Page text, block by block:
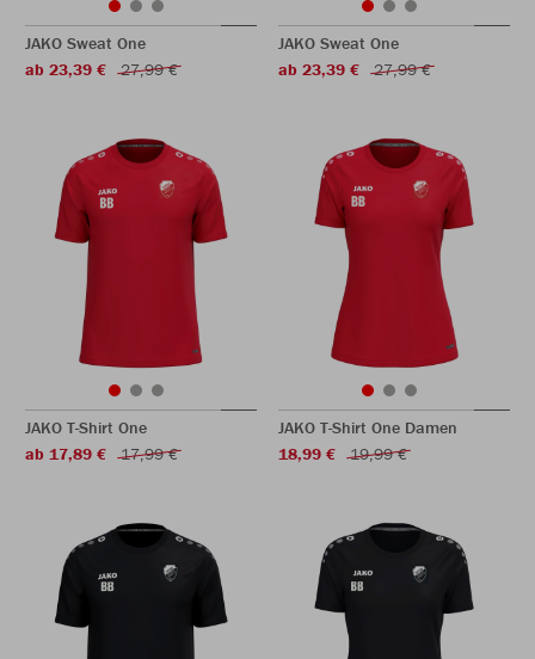
JAKO Sweat One
ab 23,39 €
27,99 €
JAKO Sweat One
ab 23,39 €
27,99 €
JAKO T-Shirt One
ab 17,89 €
17,99 €
JAKO T-Shirt One Damen
18,99 €
19,99 €